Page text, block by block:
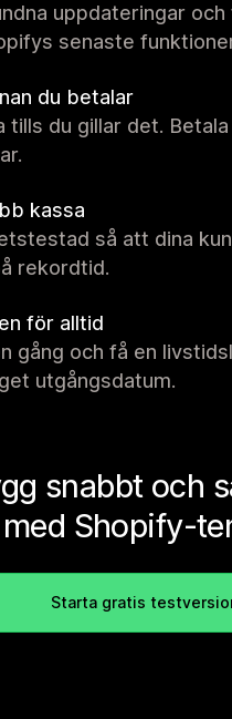
uppdateringar
senaste
du betalar
tills du gillar det.
kassa
så att dina
rekordtid.
för alltid
gång och få en
utgångsdatum.
snabbt och
med Shopify-
Starta gratis